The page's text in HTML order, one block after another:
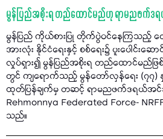
မွန်ပြည်အစိုးရ တည်ထောင်မည်ဟု ရာမညဖက်ဒ
မွန်ပြည် ကိုယ်စားပြု တိုက်ပွဲဝင်နေကြသည့် တေ
အားလုံး နိုင်ငံရေးနှင့် စစ်ရေး၌ ပူးပေါင်း
လှုပ်ရှား၍ မွန်ပြည်အစိုးရ တည်ထောင်မည်ဖြ
တွင် ကျရောက်သည့် မွန်တော်လှန်ရေး (၇၇)
ထုတ်ပြန်ချက်မှ တဆင့် ရာမညဖက်ဒရယ်အင်
Rehmonnya Federated Force-
သည်။